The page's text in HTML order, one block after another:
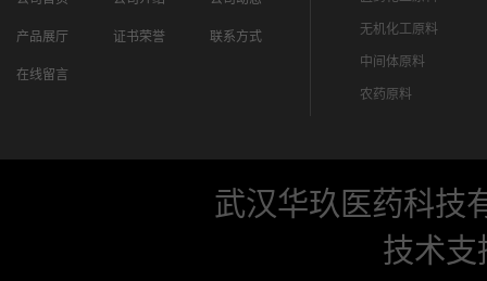
产品展厅 证书荣誉 联系方式
在线留言
无机化工原料
中间体原料
农药原料
武汉华玖医药科技
技术